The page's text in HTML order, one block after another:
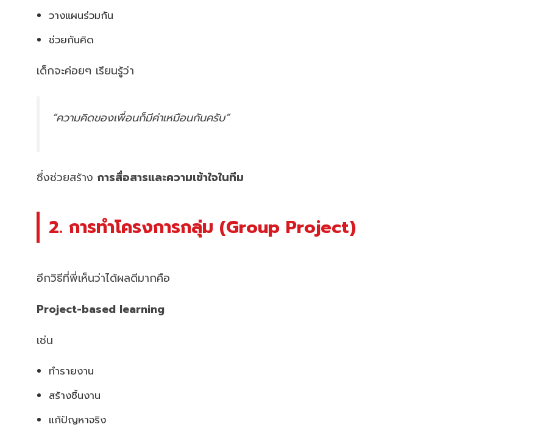
วางแผนร่วมกัน
ช่วยกันคิด
เด็กจะค่อยๆ เรียนรู้ว่า
“ความคิดของเพื่อนก็มีค่าเหมือนกันครับ”
ซึ่งช่วยสร้าง การสื่อสารและความเข้าใจในทีม
2. การทำโครงการกลุ่ม (Group Project)
อีกวิธีที่พี่เห็นว่าได้ผลดีมากคือ
Project-based learning
เช่น
ทำรายงาน
สร้างชิ้นงาน
แก้ปัญหาจริง